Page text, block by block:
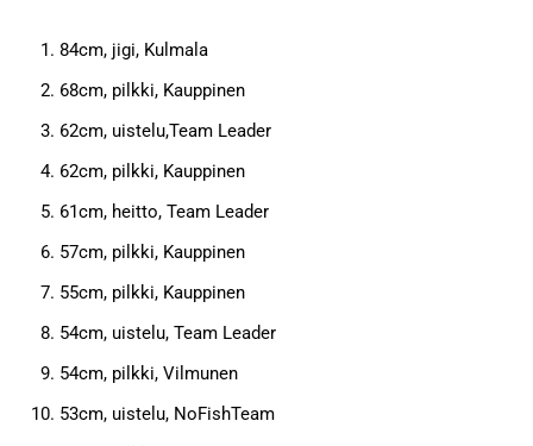
84cm, jigi, Kulmala
68cm, pilkki, Kauppinen
62cm, uistelu,Team Leader
62cm, pilkki, Kauppinen
61cm, heitto, Team Leader
57cm, pilkki, Kauppinen
55cm, pilkki, Kauppinen
54cm, uistelu, Team Leader
54cm, pilkki, Vilmunen
53cm, uistelu, NoFishTeam